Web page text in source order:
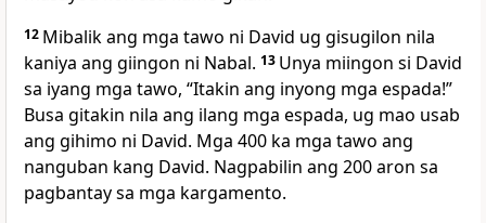
12 Mibalik ang mga tawo ni David ug gisugilon nila
kaniya ang giingon ni Nabal. 13 Unya miingon si David
sa iyang mga tawo, “Itakin ang inyong mga espada!”
Busa gitakin nila ang ilang mga espada, ug mao usab
ang gihimo ni David. Mga 400 ka mga tawo ang
nanguban kang David. Nagpabilin ang 200 aron sa
pagbantay sa mga kargamento.